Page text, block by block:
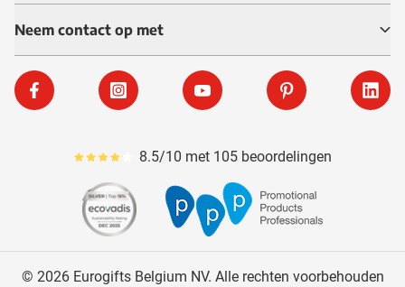
Neem contact op met
Facebook Instagram YouTube Pinterest
Gemiddeld reviewpercentage is 85
8.5/10 met 105 beoordelingen
© 2026 Eurogifts Belgium NV. Alle rechten voorbehouden